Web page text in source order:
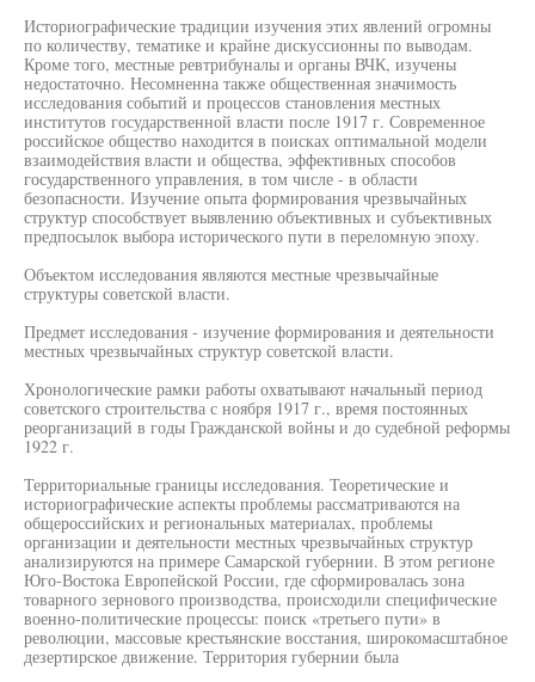
Историографические традиции изучения этих явлений огромны
по количеству, тематике и крайне дискуссионны по выводам.
Кроме того, местные ревтрибуналы и органы ВЧК, изучены
недостаточно. Несомненна также общественная значимость
исследования событий и процессов становления местных
институтов государственной власти после 1917 г. Современное
российское общество находится в поисках оптимальной модели
взаимодействия власти и общества, эффективных способов
государственного управления, в том числе - в области
безопасности. Изучение опыта формирования чрезвычайных
структур способствует выявлению объективных и субъективных
предпосылок выбора исторического пути в переломную эпоху.
Объектом исследования являются местные чрезвычайные
структуры советской власти.
Предмет исследования - изучение формирования и деятельности
местных чрезвычайных структур советской власти.
Хронологические рамки работы охватывают начальный период
советского строительства с ноября 1917 г., время постоянных
реорганизаций в годы Гражданской войны и до судебной реформы
1922 г.
Территориальные границы исследования. Теоретические и
историографические аспекты проблемы рассматриваются на
общероссийских и региональных материалах, проблемы
организации и деятельности местных чрезвычайных структур
анализируются на примере Самарской губернии. В этом регионе
Юго-Востока Европейской России, где сформировалась зона
товарного зернового производства, происходили специфические
военно-политические процессы: поиск «третьего пути» в
революции, массовые крестьянские восстания, широкомасштабное
дезертирское движение. Территория губернии была